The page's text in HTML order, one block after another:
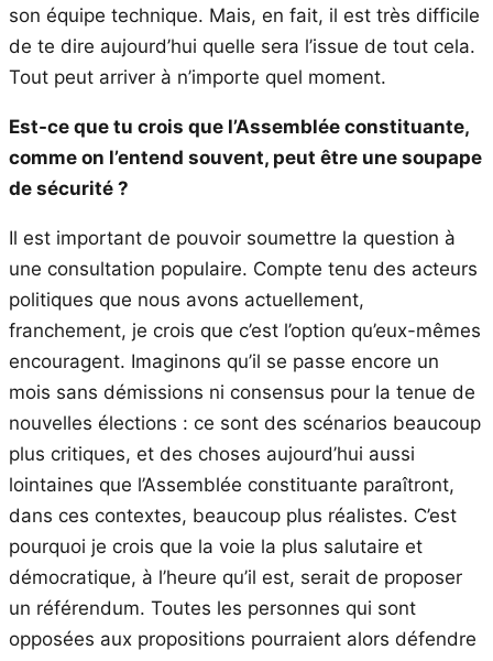
son équipe technique. Mais, en fait, il est très difficile
de te dire aujourd’hui quelle sera l’issue de tout cela.
Tout peut arriver à n’importe quel moment.
Est-ce que tu crois que l’Assemblée constituante,
comme on l’entend souvent, peut être une soupape
de sécurité ?
Il est important de pouvoir soumettre la question à
une consultation populaire. Compte tenu des acteurs
politiques que nous avons actuellement,
franchement, je crois que c’est l’option qu’eux-mêmes
encouragent. Imaginons qu’il se passe encore un
mois sans démissions ni consensus pour la tenue de
nouvelles élections : ce sont des scénarios beaucoup
plus critiques, et des choses aujourd’hui aussi
lointaines que l’Assemblée constituante paraîtront,
dans ces contextes, beaucoup plus réalistes. C’est
pourquoi je crois que la voie la plus salutaire et
démocratique, à l’heure qu’il est, serait de proposer
un référendum. Toutes les personnes qui sont
opposées aux propositions pourraient alors défendre